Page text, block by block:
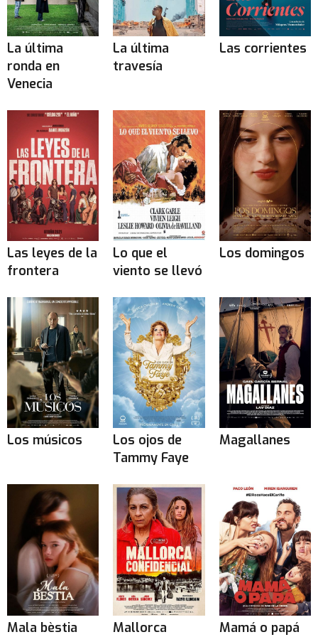
La última
ronda en
Venecia
La última
travesía
Las corrientes
Las leyes de la
frontera
Lo que el
viento se llevó
Los domingos
Los músicos
Los ojos de
Tammy Faye
Magallanes
Mala bèstia
Mallorca
Mamá o papá